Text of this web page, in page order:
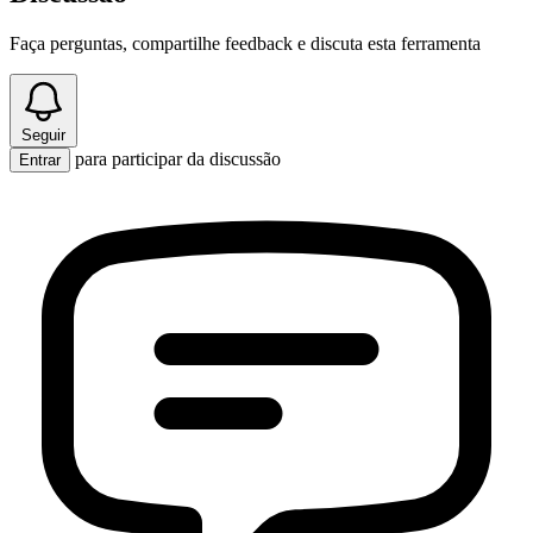
Faça perguntas, compartilhe feedback e discuta esta ferramenta
Seguir
Entrar
para participar da discussão